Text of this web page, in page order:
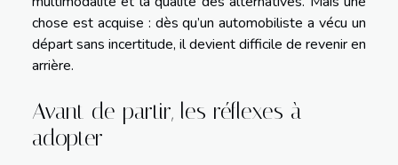
chose est acquise : dès qu’un automobiliste a vécu un
départ sans incertitude, il devient difficile de revenir en
arrière.
Avant de partir, les réflexes à
adopter